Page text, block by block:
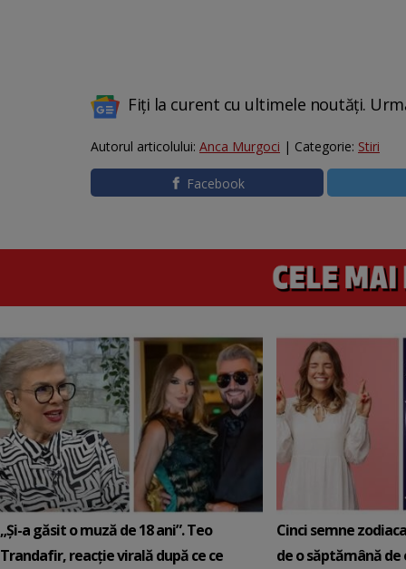
Fiți la curent cu ultimele noutăți.
Autorul articolului: Anca Murgoci | Categorie: Stiri
Facebook
„Și-a găsit o muză de 18 ani”. Teo
Trandafir, reacție virală după ce ce
Cinci semne
de o săptămână de